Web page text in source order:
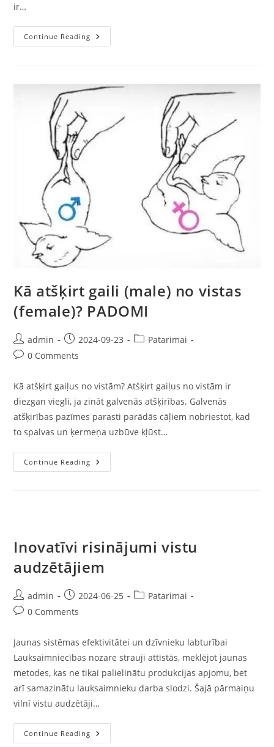
ir…
Continue Reading
Kā atšķirt gaili (male) no vistas
(female)? PADOMI
admin 2024-09-23
Patarimai
0 Comments
Kā atšķirt gaiļus no vistām? Atšķirt gaiļus no vistām ir
diezgan viegli, ja zināt galvenās atšķirības. Galvenās
atšķirības pazīmes parasti parādās cāļiem nobriestot, kad
to spalvas un ķermeņa uzbūve kļūst…
Continue Reading
Inovatīvi risinājumi vistu
audzētājiem
admin 2024-06-25
Patarimai
0 Comments
Jaunas sistēmas efektivitātei un dzīvnieku labturībai
Lauksaimniecības nozare strauji attīstās, meklējot jaunas
metodes, kas ne tikai palielinātu produkcijas apjomu, bet
arī samazinātu lauksaimnieku darba slodzi. Šajā pārmaiņu
vilnī vistu audzētāji…
Continue Reading